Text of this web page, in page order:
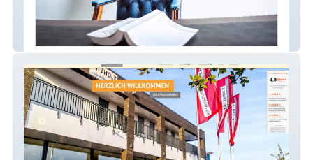
Kanzlei Kleiner & Kollegen